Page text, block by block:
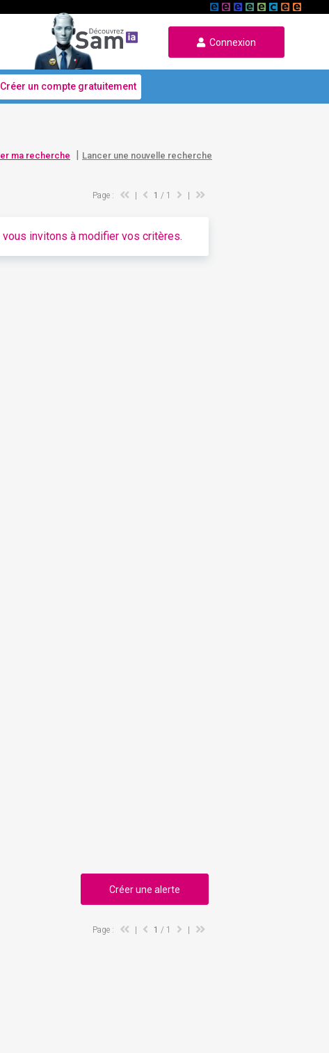
Connexion
Créer un compte gratuitement
ma recherche | Lancer une nouvelle recherche
Page : 1 / 1
invitons à modifier vos critères.
Créer une alerte
Page : 1 / 1